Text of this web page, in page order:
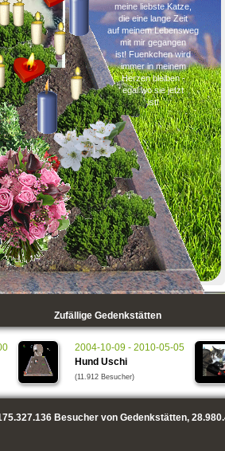
meine liebste Katze,
die eine lange Zeit
auf meinem Lebensweg
mit mir gegangen
ist! Fuenkchen wird
immer in meinem
Herzen bleiben -
egal wo sie jetzt
ist!
Zufällige Gedenkstätten
2004-10-09 - 2010-05-05
Hund Uschi
(11.912 Besucher)
Besucher von Gedenkstätten,